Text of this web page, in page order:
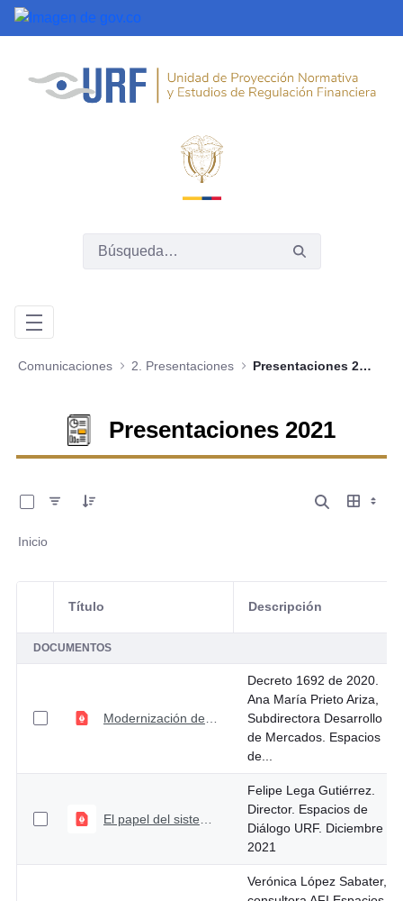
Saltar al contenido principal
Comunicaciones 2. Presentaciones Presentaciones 2021
Presentaciones 2021
Inicio
Selección del elemento
Título Descripción
DOCUMENTOS
Decreto 1692 de 2020.
Ana María Prieto Ariza,
Subdirectora Desarrollo
de Mercados. Espacios
de...
Felipe Lega Gutiérrez.
Director. Espacios de
Diálogo URF. Diciembre
2021
Verónica López Sabater,